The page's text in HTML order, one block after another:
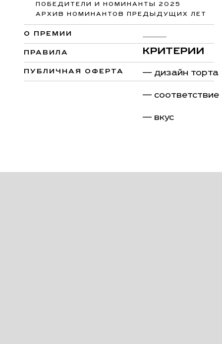
КРИТЕРИИ
— дизайн торта
— соответствие
— вкус
ПОБЕДИТЕЛИ И НОМИНАНТЫ 2025
АРХИВ НОМИНАНТОВ ПРЕДЫДУЩИХ ЛЕТ
О ПРЕМИИ
ПРАВИЛА
ПУБЛИЧНАЯ ОФЕРТА